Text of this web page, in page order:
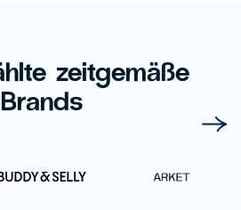
zeitgemäße
Brands